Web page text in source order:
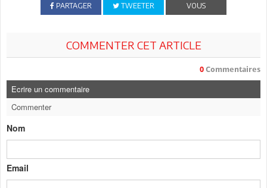
PARTAGER TWEETER
VOUS
COMMENTER CET ARTICLE
0 Commentaires
Ecrire un commentaire
Commenter
Nom
Email